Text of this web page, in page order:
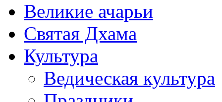
Великие ачарьи
Святая Дхама
Культура
Ведическая культура